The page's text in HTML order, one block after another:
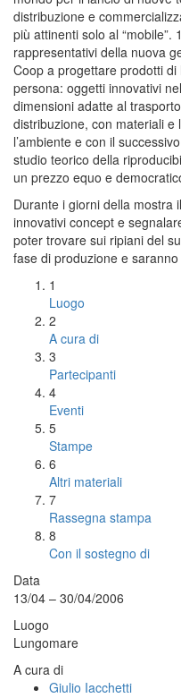
distribuzione e
più attinenti solo al “mobile”.
rappresentativi della nuova
Coop a progettare prodotti
persona: oggetti innovativi
dimensioni adatte al
distribuzione, con materiali e
l’ambiente e con il
studio teorico della
un prezzo equo e
Durante i giorni della mostra
innovativi concept e
poter trovare sui ripiani del
fase di produzione e
1
Luogo
2
A cura di
3
Partecipanti
4
Eventi
5
Stampe
6
Altri materiali
7
Rassegna stampa
8
Con il sostegno di
Data
13/04 – 30/04/2006
Luogo
Lungomare
A cura di
Giulio Iacchetti